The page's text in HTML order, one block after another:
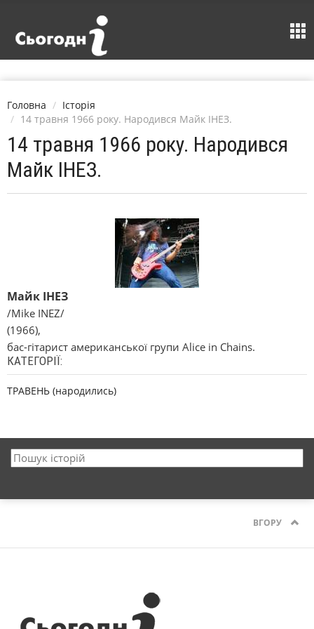
Головна
Історія
14 травня 1966 року. Народився Майк ІНЕЗ.
14 травня 1966 року. Народився
Майк ІНЕЗ.
Майк ІНЕЗ
/Mike INEZ/
(1966),
бас-гітарист американської групи Alice in Chains.
КАТЕГОРІЇ:
ТРАВЕНЬ (народились)
ВГОРУ